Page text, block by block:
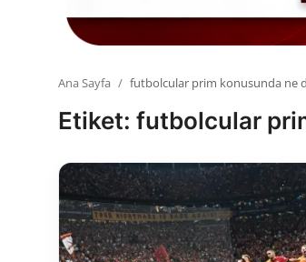
Resmi Reklamlar
Ana Sayfa futbolcular prim konusunda ne
Etiket: futbolcular